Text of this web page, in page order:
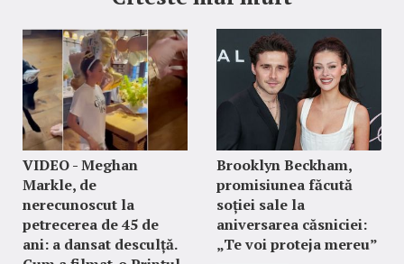
VIDEO - Meghan
Markle, de
nerecunoscut la
petrecerea de 45 de
ani: a dansat desculță.
Brooklyn Beckham,
promisiunea făcută
soției sale la
aniversarea căsniciei:
„Te voi proteja mereu”